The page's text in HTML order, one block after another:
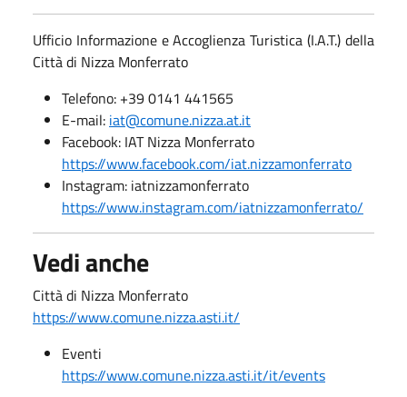
Ufficio Informazione e Accoglienza Turistica (I.A.T.) della
Città di Nizza Monferrato
Telefono: +39 0141 441565
E-mail: iat@comune.nizza.at.it
Facebook: IAT Nizza Monferrato
https://www.facebook.com/iat.nizzamonferrato
Instagram: iatnizzamonferrato
https://www.instagram.com/iatnizzamonferrato/
Vedi anche
Città di Nizza Monferrato
https://www.comune.nizza.asti.it/
Eventi
https://www.comune.nizza.asti.it/it/events